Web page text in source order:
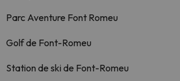
Parc Aventure Font Romeu
Golf de Font-Romeu
Station de ski de Font-Romeu